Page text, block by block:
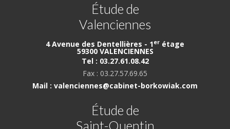
Étude de
Valenciennes
4 Avenue des Dentellières - 1er étage
59300 VALENCIENNES
Tel : 03.27.61.08.42
Fax : 03.27.57.69.65
Mail : valenciennes@cabinet-borkowiak.com
Étude de
Saint-Quentin